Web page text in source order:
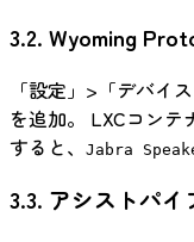
3.2. Wyoming
「設定」>「デバイ
を追加。 LXCコンテ
すると、
Jabra
3.3. アシストパ